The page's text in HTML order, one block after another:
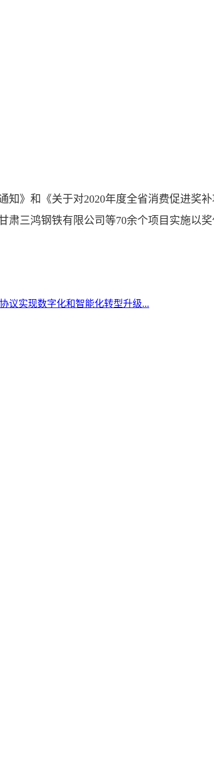
》和《关于对2020年度全省消费促进奖
三鸿钢铁有限公司等70余个项目实施以
议实现数字化和智能化转型升级...